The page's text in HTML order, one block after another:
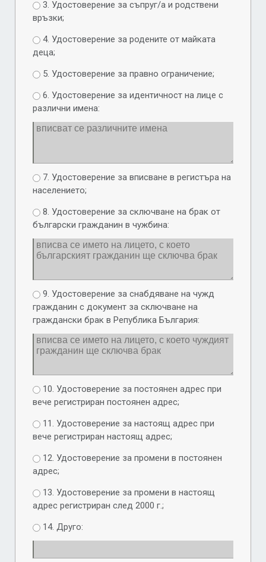
3. Удостоверение за съпруг/а и родствени
връзки;
4. Удостоверение за родените от майката
деца;
5. Удостоверение за правно ограничение;
6. Удостоверение за идентичност на лице с
различни имена:
7. Удостоверение за вписване в регистъра на
населението;
8. Удостоверение за сключване на брак от
български гражданин в чужбина:
9. Удостоверение за снабдяване на чужд
гражданин с документ за сключване на
граждански брак в Република България:
10. Удостоверение за постоянен адрес при
вече регистриран постоянен адрес;
11. Удостоверение за настоящ адрес при
вече регистриран настоящ адрес;
12. Удостоверение за промени в постоянен
адрес;
13. Удостоверение за промени в настоящ
адрес регистриран след 2000 г.;
14. Друго: